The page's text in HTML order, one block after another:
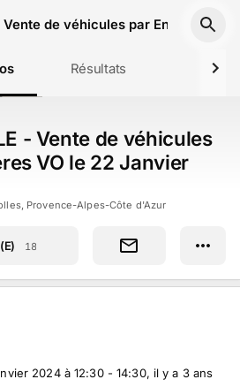
Vente de véhicules par Enchères
Résultats
- Vente de véhicules
VO le 22 Janvier
Provence-Alpes-Côte d'Azur
18
2024 à 12:30 - 14:30, il y a 3 ans